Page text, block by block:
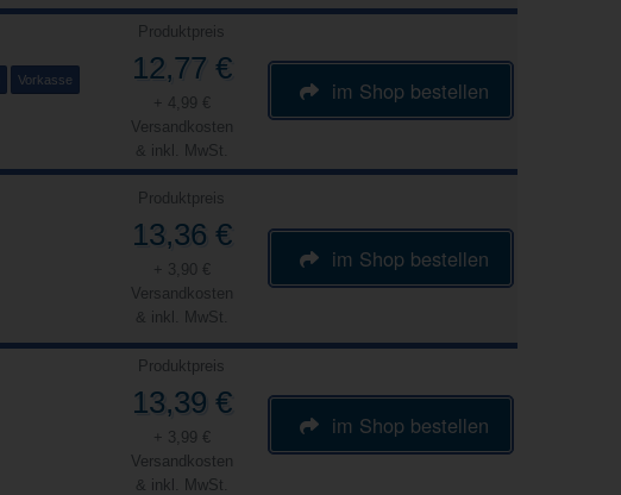
Vorkasse
Produktpreis
12,77 €
+ 4,99 €
Versandkosten
& inkl. MwSt.
im Shop bestellen
Produktpreis
13,36 €
+ 3,90 €
Versandkosten
& inkl. MwSt.
im Shop bestellen
Produktpreis
13,39 €
+ 3,99 €
Versandkosten
& inkl. MwSt.
im Shop bestellen